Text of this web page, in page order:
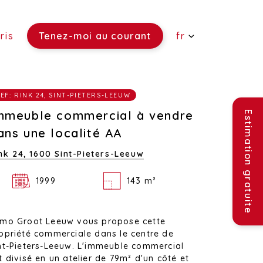
Tenez-moi au courant fr
RINK 24, SINT-PIETERS-LEEUW
commercial à vendre
une localité AA
24,1600 Sint-Pieters-Leeuw
1999 143 m²
Groot Leeuw vous propose cette
commerciale dans le centre de
Pieters-Leeuw. L'immeuble commercial
divisé en un atelier de 79m² d'un côté et
Estimation gratuite